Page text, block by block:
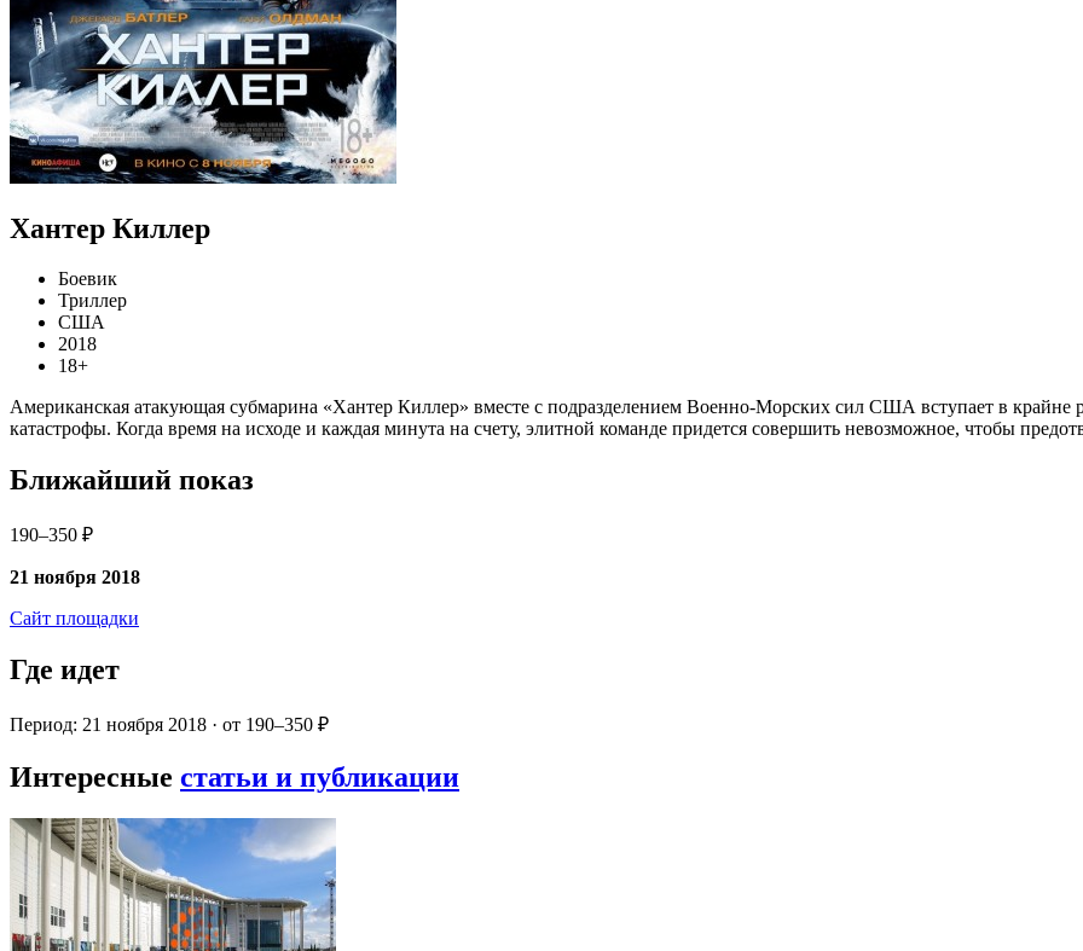
Хантер Киллер
Боевик
Триллер
США
2018
18+
Американская атакующая субмарина «Хантер Киллер» вместе с подразделением Военно-Морских сил США вступает в
катастрофы. Когда время на исходе и каждая минута на счету, элитной команде придется совершить невозможное, чтобы
Ближайший показ
190–350 ₽
21 ноября 2018
Сайт площадки
Где идет
Период: 21 ноября 2018 · от 190–350 ₽
Интересные статьи и публикации